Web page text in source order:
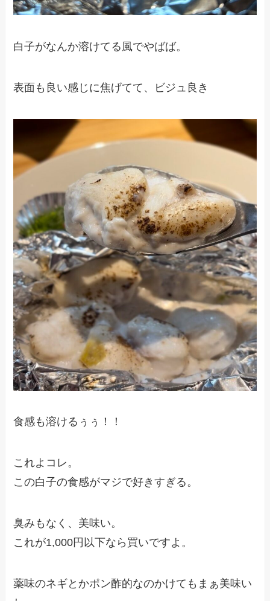
白子がなんか溶けてる風でやばば。
表面も良い感じに焦げてて、ビジュ良き
食感も溶けるぅぅ！！
これよコレ。
この白子の食感がマジで好きすぎる。
臭みもなく、美味い。
これが1,000円以下なら買いですよ。
薬味のネギとかポン酢的なのかけてもまぁ美味い